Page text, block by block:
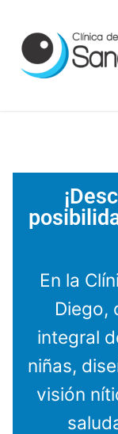
En la
Diego,
integral
niñas,
visión